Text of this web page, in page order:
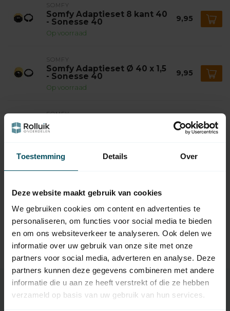
Toestemming Details Over
Deze website maakt gebruik van cookies
We gebruiken cookies om content en advertenties te
personaliseren, om functies voor social media te bieden
en om ons websiteverkeer te analyseren. Ook delen we
informatie over uw gebruik van onze site met onze
partners voor social media, adverteren en analyse. Deze
partners kunnen deze gegevens combineren met andere
informatie die u aan ze heeft verstrekt of die ze hebben
verzameld op basis van uw gebruik van hun services.
SOMFY
Somfy Adaptieset 8 kant 40
- Sonesse 40
Op voorraad
9,95
SOMFY
Somfy Adaptieset Ø 40 x 1,5
- Sonesse 40
Op voorraad
9,95
SOMFY
Somfy Motornok LS40
vierkant 10x10 mm 4,95
Op voorraad
SOMFY
Somfy Motorbeugel LS40
staal
Op voorraad
4,95